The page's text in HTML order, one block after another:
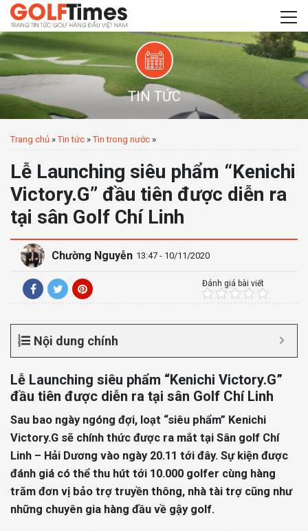
TIN TỨC
Trang chủ »Tin tức »Tin trong nước »
Lễ Launching siêu phẩm “Kenichi
Victory.G” đầu tiên được diễn ra
tại sân Golf Chí Linh
Chường Nguyễn 13:47 - 10/11/2020
Đánh giá bài viết
Nội dung chính
Lễ Launching siêu phẩm “Kenichi Victory.G”
đầu tiên được diễn ra tại sân Golf Chí Linh
Sau bao ngày ngóng đợi, loạt “siêu phẩm” Kenichi
Victory.G sẽ chính thức được ra mắt tại Sân golf Chí
Linh – Hải Dương vào ngày 20.11 tới đây. Sự kiện được
đánh giá có thể thu hút tới 10.000 golfer cùng hàng
trăm đơn vị bảo trợ truyền thông, nhà tài trợ cũng như
những chuyên gia hàng đầu về gậy golf.